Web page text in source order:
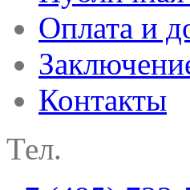
Оплата и
Контакты
Тел.